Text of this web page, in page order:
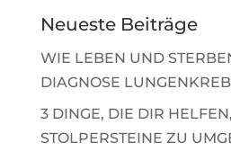
Neueste Beiträge
WIE LEBEN UND
DIAGNOSE
3 DINGE, DIE DIR
STOLPERSTEINE ZU